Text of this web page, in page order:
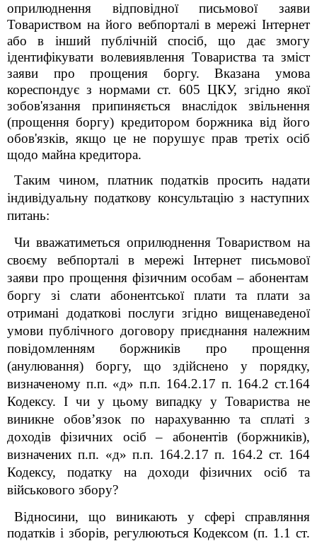
оприлюднення відповідної письмової заяви
Товариством на його вебпорталі в мережі Інтернет
aбo в інший публічній спосіб, що дає змогу
ідентифікувати волевиявлення Товариства та зміст
заяви про прощения боргу. Вказана умова
кореспондує з нормами ст. 605 ЦКУ, згідно якої
зобов'язання припиняється внаслідок звільнення
(прощення боргу) кредитором боржника від його
обов'язків, якщо це не порушує прав третіх осіб
щодо майна кредитора.
Таким чином, платник податків просить надати
індивідуальну податкову консультацію з наступних
питань:
Чи вважатиметься оприлюднення Товариством на
своєму вебпорталі в мережі Інтернет письмової
заяви про прощення фізичним особам – абонентам
боргу зі слати абонентської плати та плати за
отримані додаткові послуги згідно вищенаведеної
умови публічного договору приєднання належним
повідомленням боржників про прощення
(анулювання) боргу, що здійснено у порядку,
визначеному п.п. «д» п.п. 164.2.17 п. 164.2 ст.164
Кодексу. І чи у цьому випадку уТовариства не
виникне обов’язок по нарахуванню та сплаті з
доходів фізичних осіб – абонентів (боржників),
визначених п.п. «д» п.п. 164.2.17 п. 164.2 ст. 164
Кодексу, податку на доходи фізичних осіб та
військового збору?
Відносини, що виникають у сфері справляння
податків і зборів, регулюються Кодексом (п. 1.1 ст.